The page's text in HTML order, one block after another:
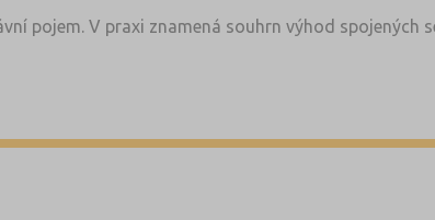
pojem. V praxi znamená souhrn výhod spojených